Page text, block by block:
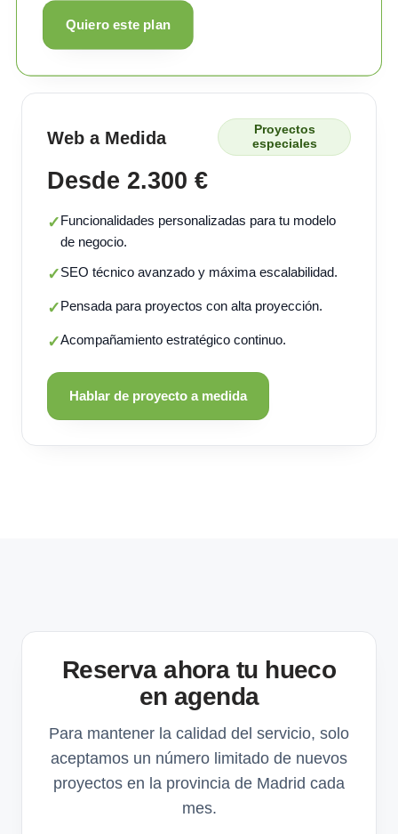
Quiero este plan
Web a Medida
Proyectos
especiales
Desde 2.300 €
✓Funcionalidades personalizadas para tu modelo
de negocio.
✓SEO técnico avanzado y máxima escalabilidad.
✓Pensada para proyectos con alta proyección.
✓Acompañamiento estratégico continuo.
Hablar de proyecto a medida
Reserva ahora tu hueco
en agenda
Para mantener la calidad del servicio, solo
aceptamos un número limitado de nuevos
proyectos en la provincia de Madrid cada
mes.